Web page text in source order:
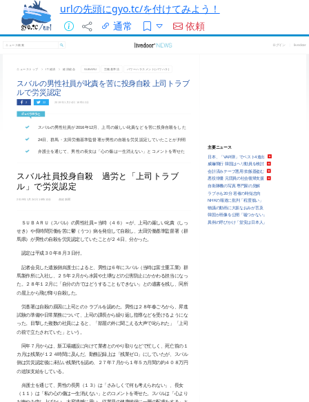
urlの先頭にgyo.tc/を付けてみよう！
通常
依頼